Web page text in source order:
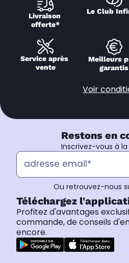
Livraison
offerte*
Le Club
Service après
vente
Meilleurs
garantis
Voir
Restons en
Inscrivez-vous à
Ou retrouvez-nous
Téléchargez
Profitez d'avantages
commande, de conseils
encore.